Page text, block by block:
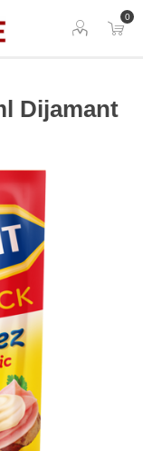
0
Dijamant